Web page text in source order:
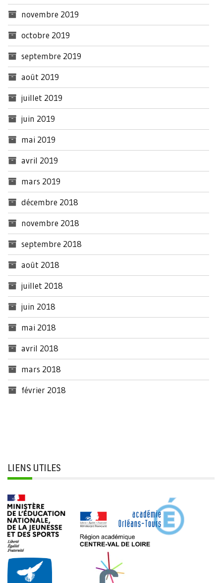
novembre 2019
octobre 2019
septembre 2019
août 2019
juillet 2019
juin 2019
mai 2019
avril 2019
mars 2019
décembre 2018
novembre 2018
septembre 2018
août 2018
juillet 2018
juin 2018
mai 2018
avril 2018
mars 2018
février 2018
LIENS UTILES